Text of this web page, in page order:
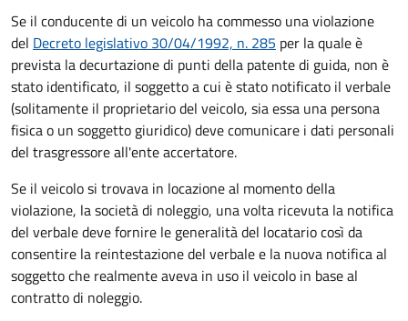
Se il conducente di un veicolo ha commesso una violazione
del Decreto legislativo 30/04/1992, n. 285 per la quale è
prevista la decurtazione di punti della patente di guida, non è
stato identificato, il soggetto a cui è stato notificato il verbale
(solitamente il proprietario del veicolo, sia essa una persona
fisica o un soggetto giuridico) deve comunicare i dati personali
del trasgressore all'ente accertatore.
Se il veicolo si trovava in locazione al momento della
violazione, la società di noleggio, una volta ricevuta la notifica
del verbale deve fornire le generalità del locatario così da
consentire la reintestazione del verbale e la nuova notifica al
soggetto che realmente aveva in uso il veicolo in base al
contratto di noleggio.